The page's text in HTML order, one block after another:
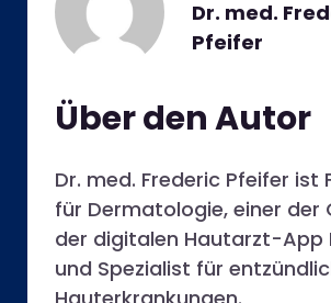
Dr. med.
Pfeifer
Über den Autor
Dr. med. Frederic Pfeifer ist
für Dermatologie, einer der
der digitalen Hautarzt-App
und Spezialist für